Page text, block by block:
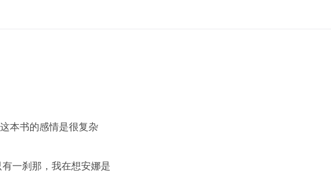
本书的感情是很复杂
一刹那，我在想安娜是